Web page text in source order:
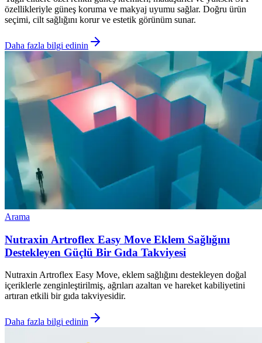
özellikleriyle güneş koruma ve makyaj uyumu sağlar. Doğru ürün
seçimi, cilt sağlığını korur ve estetik görünüm sunar.
Daha fazla bilgi edinin
Arama
Nutraxin Artroflex Easy Move Eklem Sağlığını
Destekleyen Güçlü Bir Gıda Takviyesi
Nutraxin Artroflex Easy Move, eklem sağlığını destekleyen doğal
içeriklerle zenginleştirilmiş, ağrıları azaltan ve hareket kabiliyetini
artıran etkili bir gıda takviyesidir.
Daha fazla bilgi edinin